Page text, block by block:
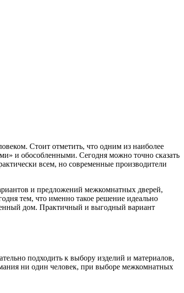
Стоит отметить, что одним из наиболее
и обособленными. Сегодня можно точно сказать
всем, но современные производители
и предложений межкомнатных дверей,
тем, что именно такое решение идеально
дом. Практичный и выгодный вариант
подходить к выбору изделий и материалов,
ни один человек, при выборе межкомнатных